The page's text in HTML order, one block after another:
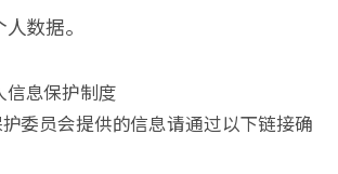
数据。
息保护制度
委员会提供的信息请通过以下链接确